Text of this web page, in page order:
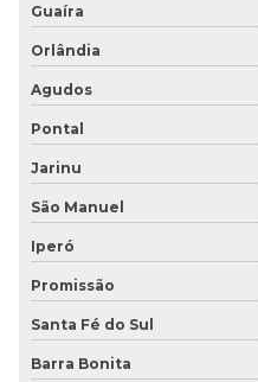
Guaíra
Orlândia
Agudos
Pontal
Jarinu
São Manuel
Iperó
Promissão
Santa Fé do Sul
Barra Bonita